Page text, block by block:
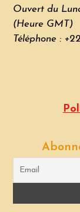
Ouvert du
(Heure GMT)
Téléphone :